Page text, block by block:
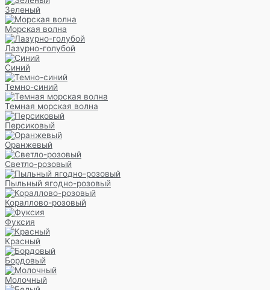
Зеленый
Морская волна
Лазурно-голубой
Синий
Темно-синий
Темная морская волна
Персиковый
Оранжевый
Светло-розовый
Пыльный ягодно-розовый
Кораллово-розовый
Фуксия
Красный
Бордовый
Молочный